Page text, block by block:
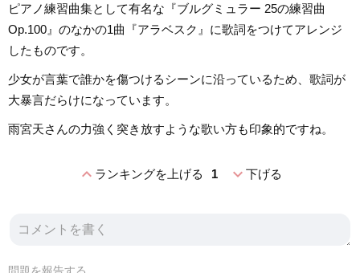
ピアノ練習曲集として有名な『ブルグミュラー 25の練習曲
Op.100』のなかの1曲『アラベスク』に歌詞をつけてアレンジ
したものです。
少女が言葉で誰かを傷つけるシーンに沿っているため、歌詞が
大暴言だらけになっています。
雨宮天さんの力強く突き放すような歌い方も印象的ですね。
expand_lessランキングを上げる 1 expand_more下げる